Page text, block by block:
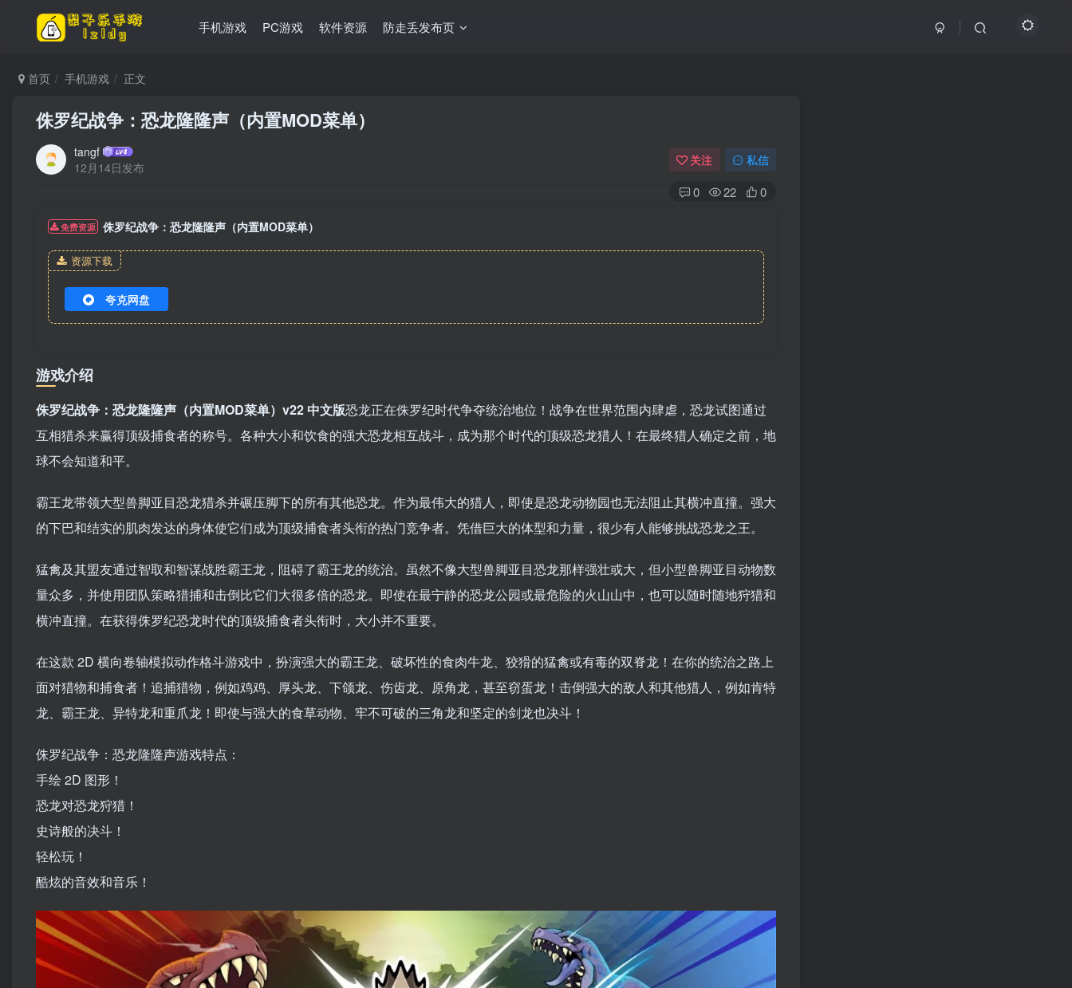
手机游戏 PC游戏 软件资源 防走丢发布页
首页 手机游戏 正文
侏罗纪战争：恐龙隆隆声（内置MOD菜单）
tangf
12月14日发布
关注 私信
0 22 0
免费资源 侏罗纪战争：恐龙隆隆声（内置MOD菜单）
资源下载
夸克网盘
游戏介绍
侏罗纪战争：恐龙隆隆声（内置MOD菜单）v22 中文版恐龙正在侏罗纪时代争夺统治地位！战争在世界范围内肆虐，恐龙试图通过
互相猎杀来赢得顶级捕食者的称号。各种大小和饮食的强大恐龙相互战斗，成为那个时代的顶级恐龙猎人！在最终猎人确定之前，地
球不会知道和平。
霸王龙带领大型兽脚亚目恐龙猎杀并碾压脚下的所有其他恐龙。作为最伟大的猎人，即使是恐龙动物园也无法阻止其横冲直撞。强大
的下巴和结实的肌肉发达的身体使它们成为顶级捕食者头衔的热门竞争者。凭借巨大的体型和力量，很少有人能够挑战恐龙之王。
猛禽及其盟友通过智取和智谋战胜霸王龙，阻碍了霸王龙的统治。虽然不像大型兽脚亚目恐龙那样强壮或大，但小型兽脚亚目动物数
量众多，并使用团队策略猎捕和击倒比它们大很多倍的恐龙。即使在最宁静的恐龙公园或最危险的火山山中，也可以随时随地狩猎和
横冲直撞。在获得侏罗纪恐龙时代的顶级捕食者头衔时，大小并不重要。
在这款 2D 横向卷轴模拟动作格斗游戏中，扮演强大的霸王龙、破坏性的食肉牛龙、狡猾的猛禽或有毒的双脊龙！在你的统治之路上
面对猎物和捕食者！追捕猎物，例如鸡鸡、厚头龙、下颌龙、伤齿龙、原角龙，甚至窃蛋龙！击倒强大的敌人和其他猎人，例如肯特
龙、霸王龙、异特龙和重爪龙！即使与强大的食草动物、牢不可破的三角龙和坚定的剑龙也决斗！
侏罗纪战争：恐龙隆隆声游戏特点：
手绘 2D 图形！
恐龙对恐龙狩猎！
史诗般的决斗！
轻松玩！
酷炫的音效和音乐！